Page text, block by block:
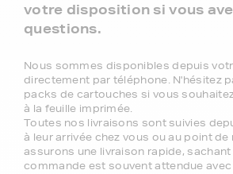
votre disposition si vous
questions.
Nous sommes disponibles depuis
directement par téléphone. N'hésitez
packs de cartouches si vous
à la feuille imprimée.
Toutes nos livraisons sont suivies
à leur arrivée chez vous ou au point de
assurons une livraison rapide,
commande est souvent attendue